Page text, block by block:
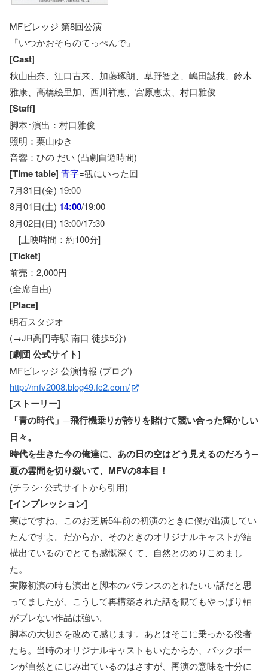
MFビレッジ 第8回公演
『いつかおそらのてっぺんで』
[Cast]
秋山由奈、江口古来、加藤琢朗、草野智之、嶋田誠我、鈴木
雅康、高橋絵里加、西川祥恵、宮原恵太、村口雅俊
[Staff]
脚本･演出：村口雅俊
照明：栗山ゆき
音響：ひの だい (凸劇自遊時間)
[Time table] 青字=観にいった回
7月31日(金) 19:00
8月01日(土) 14:00/19:00
8月02日(日) 13:00/17:30
[上映時間：約100分]
[Ticket]
前売：2,000円
(全席自由)
[Place]
明石スタジオ
(→JR高円寺駅 南口 徒歩5分)
[劇団 公式サイト]
MFビレッジ 公演情報 (ブログ)
http://mfv2008.blog49.fc2.com/
[ストーリー]
「青の時代」─飛行機乗りが誇りを賭けて競い合った輝かしい
日々。
時代を生きた今の俺達に、あの日の空はどう見えるのだろう─
夏の雲間を切り裂いて、MFVの8本目！
(チラシ･公式サイトから引用)
[インプレッション]
実はですね、このお芝居5年前の初演のときに僕が出演してい
たんですよ。だからか、そのときのオリジナルキャストが結
構出ているのでとても感慨深くて、自然とのめりこめまし
た。
実際初演の時も演出と脚本のバランスのとれたいい話だと思
ってましたが、こうして再構築された話を観てもやっぱり軸
がブレない作品は強い。
脚本の大切さを改めて感じます。あとはそこに乗っかる役者
たち。当時のオリジナルキャストもいたからか、バックボー
ンが自然とにじみ出ているのはさすが、再演の意味を十分に